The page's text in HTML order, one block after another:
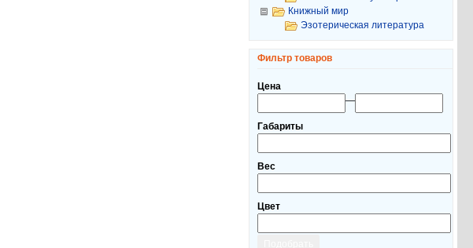
Книжный мир
Эзотерическая литература
Фильтр товаров
Цена
—
Габариты
Вес
Цвет